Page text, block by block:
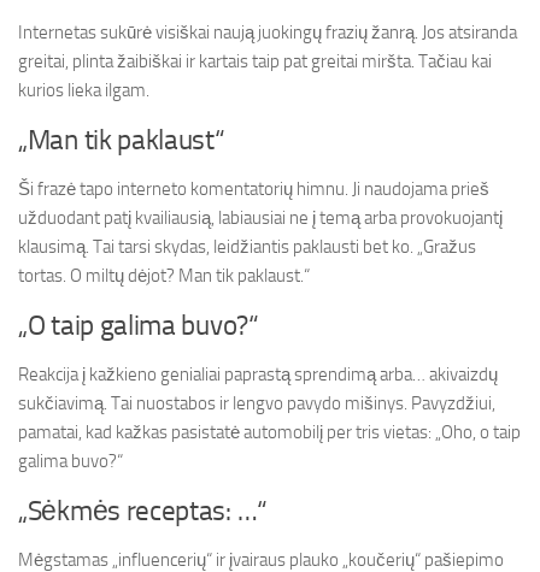
Internetas sukūrė visiškai naują juokingų frazių žanrą. Jos atsiranda
greitai, plinta žaibiškai ir kartais taip pat greitai miršta. Tačiau kai
kurios lieka ilgam.
„Man tik paklaust“
Ši frazė tapo interneto komentatorių himnu. Ji naudojama prieš
užduodant patį kvailiausią, labiausiai ne į temą arba provokuojantį
klausimą. Tai tarsi skydas, leidžiantis paklausti bet ko. „Gražus
tortas. O miltų dėjot? Man tik paklaust.“
„O taip galima buvo?“
Reakcija į kažkieno genialiai paprastą sprendimą arba… akivaizdų
sukčiavimą. Tai nuostabos ir lengvo pavydo mišinys. Pavyzdžiui,
pamatai, kad kažkas pasistatė automobilį per tris vietas: „Oho, o taip
galima buvo?“
„Sėkmės receptas: …“
Mėgstamas „influencerių“ ir įvairaus plauko „koučerių“ pašiepimo